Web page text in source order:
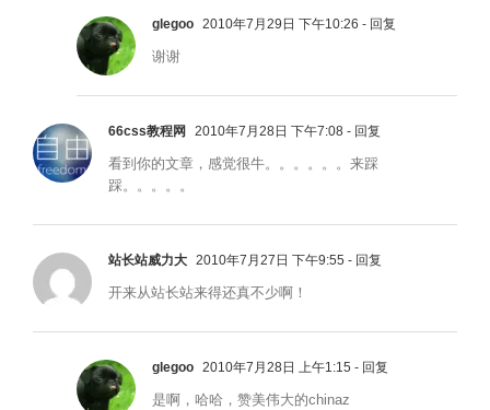
glegoo 2010年7月29日 下午10:26 - 回复
谢谢
66css教程网 2010年7月28日 下午7:08 - 回复
看到你的文章，感觉很牛。。。。。。来踩
踩。。。。。
站长站威力大 2010年7月27日 下午9:55 - 回复
开来从站长站来得还真不少啊！
glegoo 2010年7月28日 上午1:15 - 回复
是啊，哈哈，赞美伟大的chinaz